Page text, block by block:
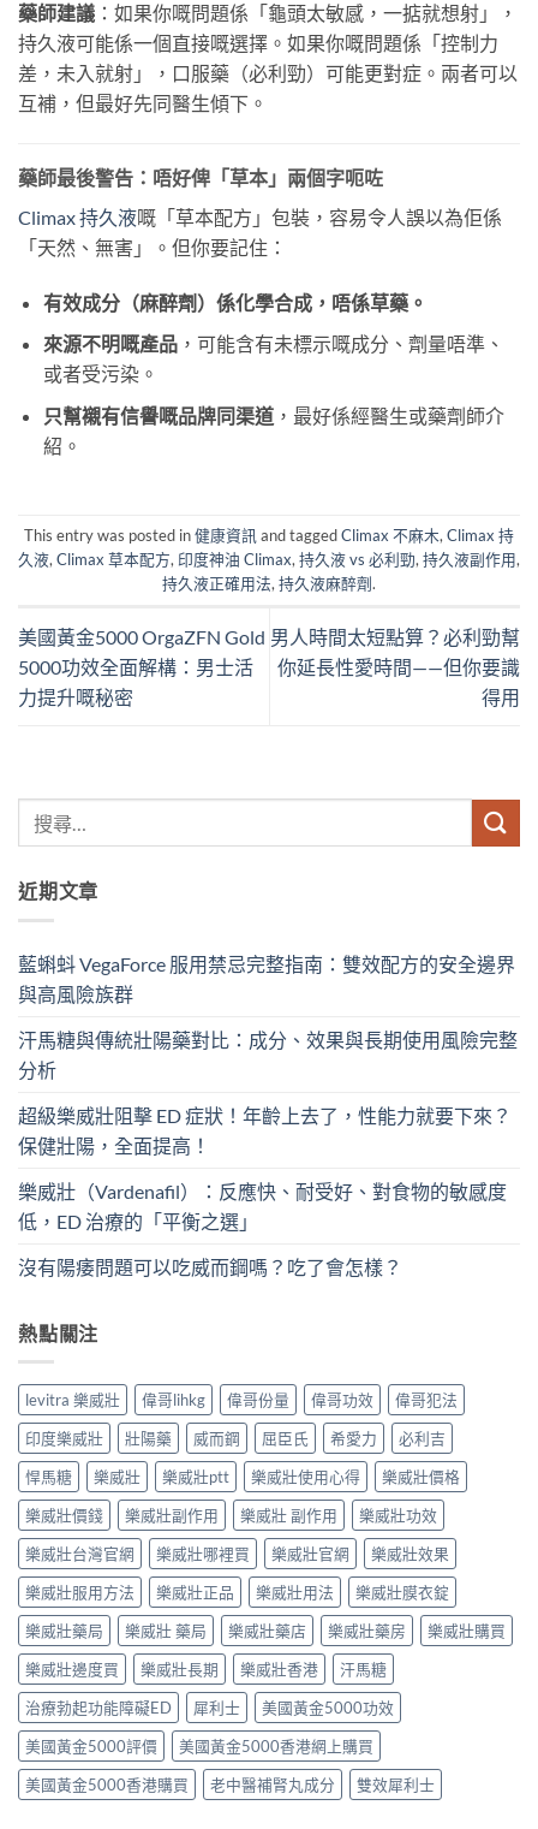
藥師建議 ：如果你嘅問題係「龜頭太敏感，一掂就想射」，
持久液可能係一個直接嘅選擇。如果你嘅問題係「控制力
差，未入就射」，口服藥（必利勁）可能更對症。兩者可以
互補，但最好先同醫生傾下。
藥師最後警告：唔好俾「草本」兩個字呃咗
Climax 持久液嘅「草本配方」包裝，容易令人誤以為佢係
「天然、無害」。但你要記住：
有效成分（麻醉劑）係化學合成，唔係草藥。
來源不明嘅產品，可能含有未標示嘅成分、劑量唔準、
或者受污染。
只幫襯有信譽嘅品牌同渠道，最好係經醫生或藥劑師介
紹。
This entry was posted in健康資訊 and taggedClimax 不麻木, Climax 持
久液, Climax 草本配方, 印度神油 Climax, 持久液 vs 必利勁, 持久液副作用,
持久液正確用法, 持久液麻醉劑.
美國黃金5000 OrgaZFN Gold
5000功效全面解構：男士活
力提升嘅秘密
男人時間太短點算？必利勁幫
你延長性愛時間——但你要識
得用
近期文章
藍蝌蚪 VegaForce 服用禁忌完整指南：雙效配方的安全邊界
與高風險族群
汗馬糖與傳統壯陽藥對比：成分、效果與長期使用風險完整
分析
超級樂威壯阻擊 ED 症狀！年齡上去了，性能力就要下來？
保健壯陽，全面提高！
樂威壯（Vardenafil）：反應快、耐受好、對食物的敏感度
低，ED 治療的「平衡之選」
沒有陽痿問題可以吃威而鋼嗎？吃了會怎樣？
熱點關注
levitra 樂威壯 偉哥lihkg 偉哥份量 偉哥功效
偉哥犯法
印度樂威壯
壯陽藥 威而鋼 屈臣氏 希愛力
必利吉
悍馬糖
樂威壯 樂威壯ptt 樂威壯使用心得
樂威壯價格
樂威壯價錢
樂威壯副作用 樂威壯 副作用
樂威壯功效
樂威壯台灣官網
樂威壯哪裡買 樂威壯官網
樂威壯效果
樂威壯服用方法
樂威壯正品 樂威壯用法
樂威壯膜衣錠
樂威壯藥局
樂威壯 藥局 樂威壯藥店 樂威壯藥房
樂威壯購買
樂威壯邊度買
樂威壯長期 樂威壯香港
汗馬糖
治療勃起功能障礙ED
犀利士
美國黃金5000功效
美國黃金5000評價
美國黃金5000香港網上購買
美國黃金5000香港購買
老中醫補腎丸成分 雙效犀利士